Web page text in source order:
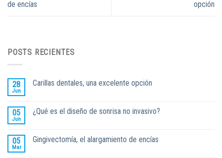
ventana
de encías
opción
POSTS RECIENTES
28
Jun
Carillas dentales, una excelente opción
05
Jun
¿Qué es el diseño de sonrisa no invasivo?
05
Mar
Gingivectomía, el alargamiento de encías